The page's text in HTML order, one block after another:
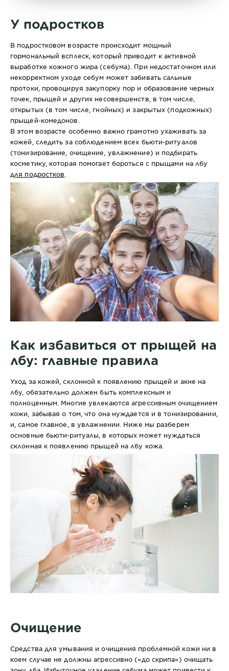
У подростков
В подростковом возрасте происходит мощный
гормональный всплеск, который приводит к активной
выработке кожного жира (себума). При недостаточном или
некорректном уходе себум может забивать сальные
протоки, провоцируя закупорку пор и образование черных
точек, прыщей и других несовершенств, в том числе,
открытых (в том числе, гнойных) и закрытых (подкожных)
прыщей-комедонов.
В этом возрасте особенно важно грамотно ухаживать за
кожей, следить за соблюдением всех бьюти-ритуалов
(тонизирование, очищение, увлажнение) и подбирать
косметику, которая помогает бороться с прыщами на лбу
для подростков
Как избавиться от прыщей на
лбу: главные правила
Уход за кожей, склонной к появлению прыщей и акне на
лбу, обязательно должен быть комплексным и
полноценным. Многие увлекаются агрессивным очищением
кожи, забывая о том, что она нуждается и в тонизировании,
и, самое главное, в увлажнении. Ниже мы разберем
основные бьюти-ритуалы, в которых может нуждаться
склонная к появлению прыщей на лбу кожа.
Очищение
Средства для умывания и очищения проблемной кожи ни в
коем случае не должны агрессивно («до скрипа») очищать